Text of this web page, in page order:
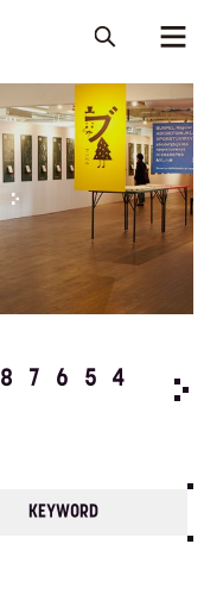
8 7 6 5
4
KEYWORD